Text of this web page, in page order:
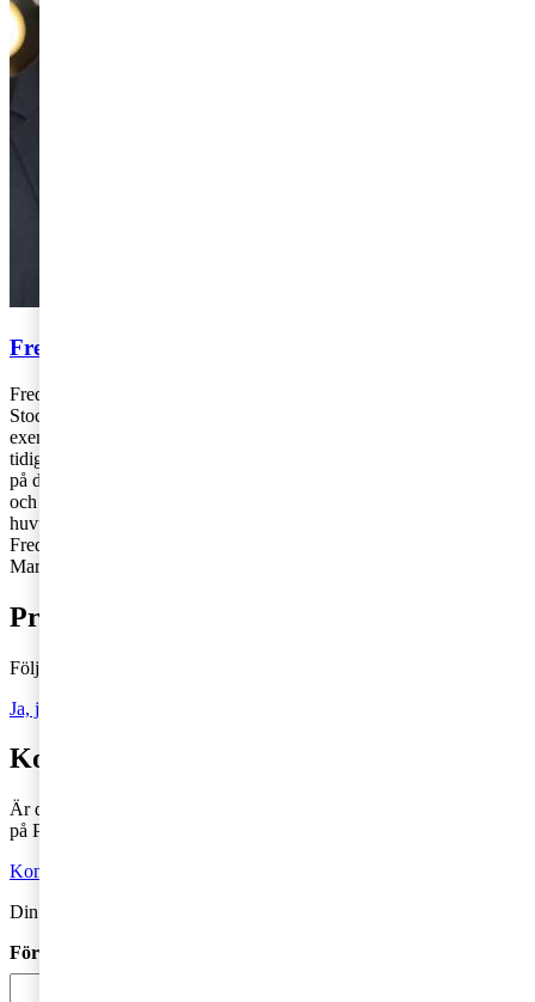
Fredrik Jonsson och Marc Gren
Fredrik Jonsson och Marc Gren arbetar på PwC:s kontor i
Stockholm. Fredrik är specialiserad på olika typer av punktskatter till
exempel energi-, miljö-, alkohol- och tobaksskatt. Fredrik har
tidigare arbetat som rättslig expert på Skatteverkets huvudkontor och
på domstol. Marc är specialiserad på klimatskatter, carbon pricing
och statligt stöd. Marc är f.d. Rådman och har tidigare arbetat som
huvudman för punktskatter på finansdepartementet.
Fredrik: 070-929 4163,
Marc: 073-860 18 84,
Prenumerera på Tax matters
Följ vår blogg och håll dig uppdaterad på det senaste inom skatt
Ja, jag vill prenumerera på Tax matters
Kontakta en skatterådgivare
Är du intresserad av våra tjänster och vill komma i kontakt med oss
på PwC?
Kontakta oss
Din kommentar publiceras i anslutning till blogginlägget.
Förnamn